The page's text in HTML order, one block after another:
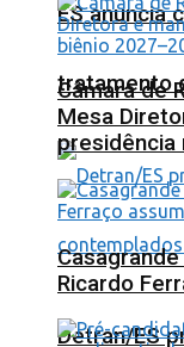
ES anuncia
tratamento
Detran/ES
Câmara de
Mesa
presidência
Ricardo